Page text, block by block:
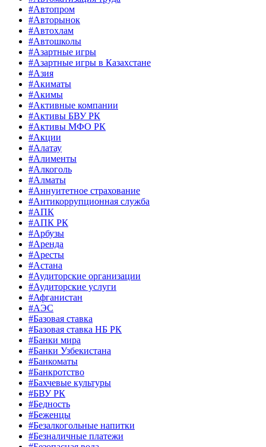
#Автопром
#Авторынок
#Автохлам
#Автошколы
#Азартные игры
#Азартные игры в Казахстане
#Азия
#Акиматы
#Акимы
#Активные компании
#Активы БВУ РК
#Активы МФО РК
#Акции
#Алатау
#Алименты
#Алкоголь
#Алматы
#Аннуитетное страхование
#Антикоррупционная служба
#АПК
#АПК РК
#Арбузы
#Аренда
#Аресты
#Астана
#Аудиторские организации
#Аудиторские услуги
#Афганистан
#АЭС
#Базовая ставка
#Базовая ставка НБ РК
#Банки мира
#Банки Узбекистана
#Банкоматы
#Банкротство
#Бахчевые культуры
#БВУ РК
#Бедность
#Беженцы
#Безалкогольные напитки
#Безналичные платежи